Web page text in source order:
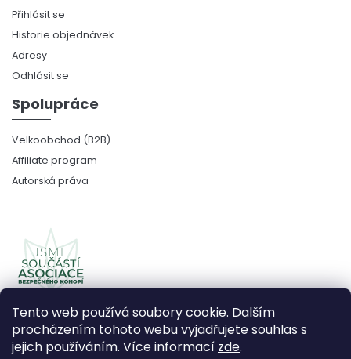
Tento web používá soubory cookie. Dalším
procházením tohoto webu vyjadřujete souhlas s
jejich používáním. Více informací zde.
Přihlásit se
Historie objednávek
Adresy
Odhlásit se
Spolupráce
Velkoobchod (B2B)
Affiliate program
Autorská práva